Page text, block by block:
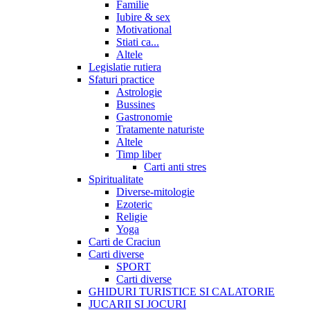
Familie
Iubire & sex
Motivational
Stiati ca...
Altele
Legislatie rutiera
Sfaturi practice
Astrologie
Bussines
Gastronomie
Tratamente naturiste
Altele
Timp liber
Carti anti stres
Spiritualitate
Diverse-mitologie
Ezoteric
Religie
Yoga
Carti de Craciun
Carti diverse
SPORT
Carti diverse
GHIDURI TURISTICE SI CALATORIE
JUCARII SI JOCURI